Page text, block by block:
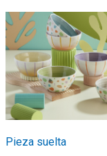
Pieza suelta